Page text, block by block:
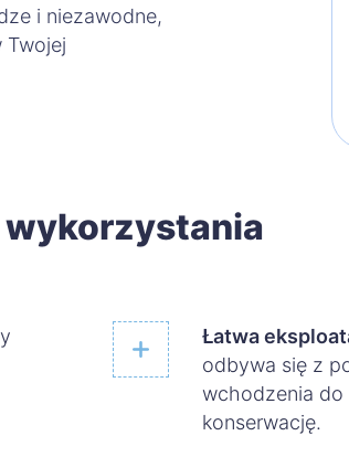
i niezawodne,
Twojej
Łatwa
odbywa się z
wchodzenia do
konserwację.